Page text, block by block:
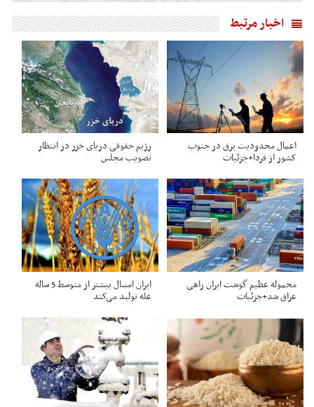
اخبار مرتبط
اعمال محدودیت برق در جنوب
کشور از فردا+جزئیات
رژیم حقوقی دریای خزر در انتظار
تصویب مجلس
محموله عظیم گوشت ایران راهی
عراق شد+جزئیات
ایران امسال بیشتر از متوسط 5 ساله
غله تولید می‌کند